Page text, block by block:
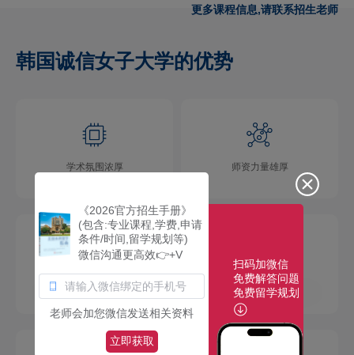
更多课程信息,请联系招生老师
韩国诚信女子大学的优势
学术氛围浓厚 师资力量雄厚
校园环境优美 社团活动多彩
《2026官方招生手册》
(包含:专业课程,学费,申请
条件/时间,留学规划等)
微信沟通更高效👉+V
老师会加您微信发送相关资料
立即获取
扫码加微信
免费解答问题
免费留学规划